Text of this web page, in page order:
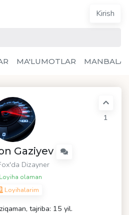
Kirish
MA'LUMOTLAR
Gaziyev
'da Dizayner
Loyiha olaman
Loyihalarim
1
tajriba: 15 yil.